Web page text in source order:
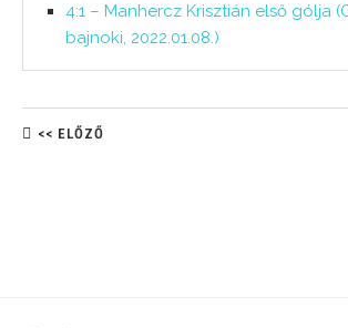
4:1 – Manhercz Krisztián első gólja
bajnoki, 2022.01.08.)
<< ELŐZŐ